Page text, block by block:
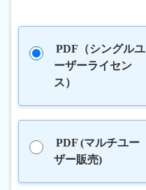
PDF（シングルユ
ーザーライセン
ス）
PDF (マルチユー
ザー販売)